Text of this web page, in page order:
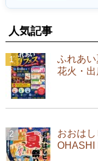
人気記事
ふれあい
花火・
おおは
OHASHI